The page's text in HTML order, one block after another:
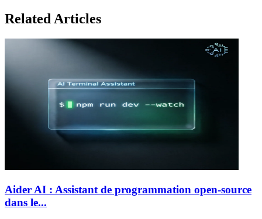
Related Articles
Aider AI : Assistant de programmation open-source
dans le...